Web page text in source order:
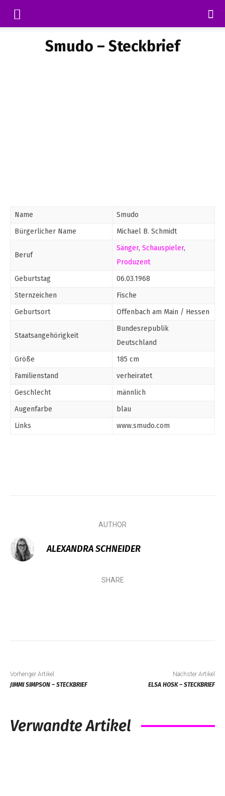
Smudo – Steckbrief
Name
Smudo
Bürgerlicher Name
Michael B. Schmidt
Beruf
Sänger, Schauspieler,
Produzent
Geburtstag
06.03.1968
Sternzeichen
Fische
Geburtsort
Offenbach am Main / Hessen
Staatsangehörigkeit
Bundesrepublik
Deutschland
Größe
185 cm
Familienstand
verheiratet
Geschlecht
männlich
Augenfarbe
blau
Links
www.smudo.com
AUTHOR
ALEXANDRA SCHNEIDER
SHARE
Vorheriger Artikel
JIMMI SIMPSON – STECKBRIEF
Nächster Artikel
ELSA HOSK – STECKBRIEF
Verwandte Artikel